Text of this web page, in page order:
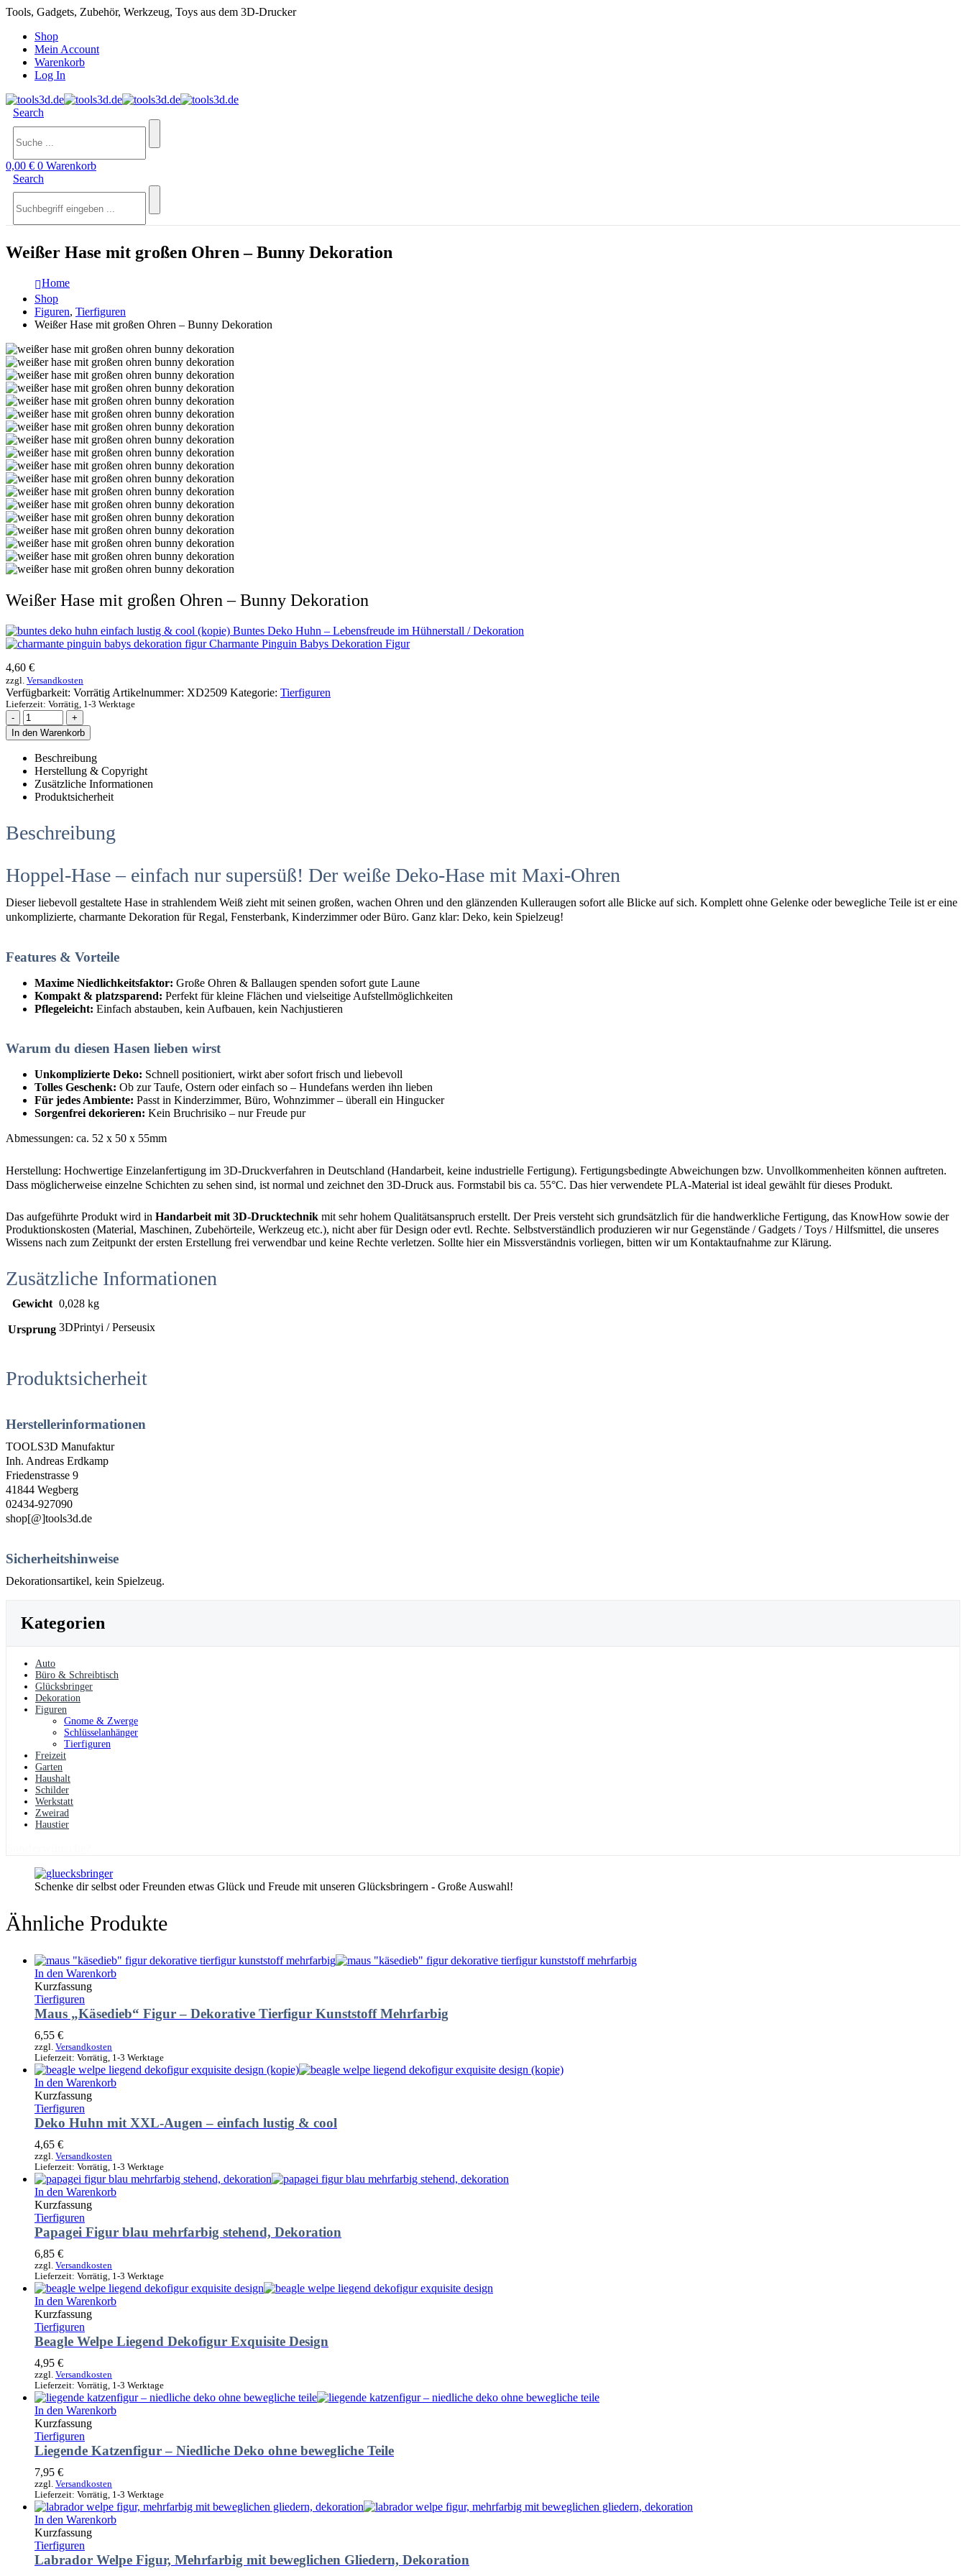
Tools, Gadgets, Zubehör, Werkzeug, Toys aus dem 3D-Drucker
Shop
Mein Account
Warenkorb
Log In
Search
0,00 € 0 Warenkorb
Search
Weißer Hase mit großen Ohren – Bunny Dekoration
Home
Shop
Figuren, Tierfiguren
Weißer Hase mit großen Ohren – Bunny Dekoration
Weißer Hase mit großen Ohren – Bunny Dekoration
Buntes Deko Huhn – Lebensfreude im Hühnerstall / Dekoration
Charmante Pinguin Babys Dekoration Figur
4,60 €
zzgl. Versandkosten
Verfügbarkeit: Vorrätig Artikelnummer: XD2509 Kategorie: Tierfiguren
Lieferzeit: Vorrätig, 1-3 Werktage
-
+
In den Warenkorb
Beschreibung
Herstellung & Copyright
Zusätzliche Informationen
Produktsicherheit
Beschreibung
Hoppel-Hase – einfach nur supersüß! Der weiße Deko-Hase mit Maxi-Ohren
Dieser liebevoll gestaltete Hase in strahlendem Weiß zieht mit seinen großen, wachen Ohren und den glänzenden Kulleraugen sofort alle Blicke auf sich. Komplett ohne Gelenke oder bewegliche Teile ist er eine
unkomplizierte, charmante Dekoration für Regal, Fensterbank, Kinderzimmer oder Büro. Ganz klar: Deko, kein Spielzeug!
Features & Vorteile
Maxime Niedlichkeitsfaktor: Große Ohren & Ballaugen spenden sofort gute Laune
Kompakt & platzsparend: Perfekt für kleine Flächen und vielseitige Aufstellmöglichkeiten
Pflegeleicht: Einfach abstauben, kein Aufbauen, kein Nachjustieren
Warum du diesen Hasen lieben wirst
Unkomplizierte Deko: Schnell positioniert, wirkt aber sofort frisch und liebevoll
Tolles Geschenk: Ob zur Taufe, Ostern oder einfach so – Hundefans werden ihn lieben
Für jedes Ambiente: Passt in Kinderzimmer, Büro, Wohnzimmer – überall ein Hingucker
Sorgenfrei dekorieren: Kein Bruchrisiko – nur Freude pur
Abmessungen: ca. 52 x 50 x 55mm
Herstellung: Hochwertige Einzelanfertigung im 3D-Druckverfahren in Deutschland (Handarbeit, keine industrielle Fertigung). Fertigungsbedingte Abweichungen bzw. Unvollkommenheiten können auftreten.
Dass möglicherweise einzelne Schichten zu sehen sind, ist normal und zeichnet den 3D-Druck aus. Formstabil bis ca. 55°C. Das hier verwendete PLA-Material ist ideal gewählt für dieses Produkt.
Das aufgeführte Produkt wird in Handarbeit mit 3D-Drucktechnik mit sehr hohem Qualitätsanspruch erstellt. Der Preis versteht sich grundsätzlich für die handwerkliche Fertigung, das KnowHow sowie der
Produktionskosten (Material, Maschinen, Zubehörteile, Werkzeug etc.), nicht aber für Design oder evtl. Rechte. Selbstverständlich produzieren wir nur Gegenstände / Gadgets / Toys / Hilfsmittel, die unseres
Wissens nach zum Zeitpunkt der ersten Erstellung frei verwendbar und keine Rechte verletzen. Sollte hier ein Missverständnis vorliegen, bitten wir um Kontaktaufnahme zur Klärung.
Zusätzliche Informationen
Gewicht 0,028 kg
Ursprung 3DPrintyi / Perseusix
Produktsicherheit
Herstellerinformationen
TOOLS3D Manufaktur
Inh. Andreas Erdkamp
Friedenstrasse 9
41844 Wegberg
02434-927090
shop[@]tools3d.de
Sicherheitshinweise
Dekorationsartikel, kein Spielzeug.
Kategorien
Auto
Büro & Schreibtisch
Glücksbringer
Dekoration
Figuren
Gnome & Zwerge
Schlüsselanhänger
Tierfiguren
Freizeit
Garten
Haushalt
Schilder
Werkstatt
Zweirad
Haustier
Schenke dir selbst oder Freunden etwas Glück und Freude mit unseren Glücksbringern - Große Auswahl!
Ähnliche Produkte
In den Warenkorb
Kurzfassung
Tierfiguren
Maus „Käsedieb“ Figur – Dekorative Tierfigur Kunststoff Mehrfarbig
6,55 €
zzgl. Versandkosten
Lieferzeit: Vorrätig, 1-3 Werktage
In den Warenkorb
Kurzfassung
Tierfiguren
Deko Huhn mit XXL-Augen – einfach lustig & cool
4,65 €
zzgl. Versandkosten
Lieferzeit: Vorrätig, 1-3 Werktage
In den Warenkorb
Kurzfassung
Tierfiguren
Papagei Figur blau mehrfarbig stehend, Dekoration
6,85 €
zzgl. Versandkosten
Lieferzeit: Vorrätig, 1-3 Werktage
In den Warenkorb
Kurzfassung
Tierfiguren
Beagle Welpe Liegend Dekofigur Exquisite Design
4,95 €
zzgl. Versandkosten
Lieferzeit: Vorrätig, 1-3 Werktage
In den Warenkorb
Kurzfassung
Tierfiguren
Liegende Katzenfigur – Niedliche Deko ohne bewegliche Teile
7,95 €
zzgl. Versandkosten
Lieferzeit: Vorrätig, 1-3 Werktage
In den Warenkorb
Kurzfassung
Tierfiguren
Labrador Welpe Figur, Mehrfarbig mit beweglichen Gliedern, Dekoration